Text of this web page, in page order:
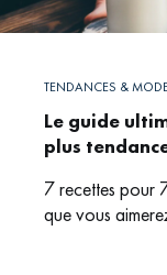
TENDANCES &
Le guide
plus
7 recettes pour
que vous